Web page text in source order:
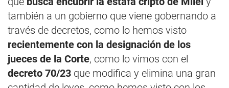
también a un gobierno que viene gobernando a
través de decretos, como lo hemos visto
recientemente con la designación de los
jueces de la Corte, como lo vimos con el
decreto 70/23 que modifica y elimina una gran